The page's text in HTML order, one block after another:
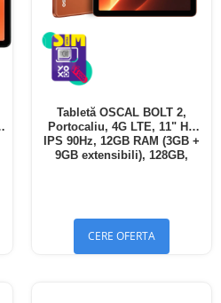
Tabletă OSCAL BOLT 2,
Portocaliu, 4G LTE, 11" HD
IPS 90Hz, 12GB RAM (3GB +
9GB extensibili), 128GB,
CERE OFERTA